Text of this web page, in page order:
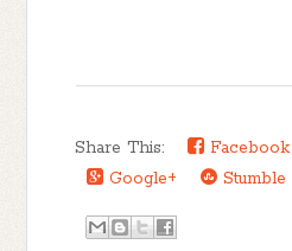
Share This: Facebook
Google+
Stumble